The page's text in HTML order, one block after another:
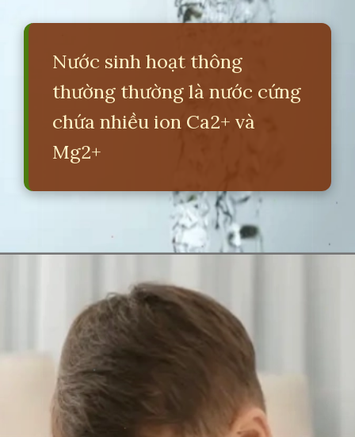
Nước sinh hoạt thông
thường thường là nước cứng
chứa nhiều ion Ca2+ và
Mg2+